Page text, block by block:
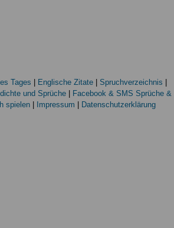
Tages Englische Zitate Spruchverzeichnis
und Sprüche
Facebook & SMS Sprüche &
spielen Impressum Datenschutzerklärung